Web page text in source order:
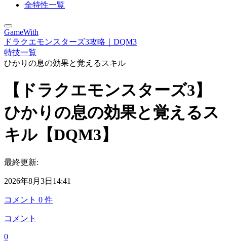
全特性一覧
GameWith
ドラクエモンスターズ3攻略｜DQM3
特技一覧
ひかりの息の効果と覚えるスキル
【ドラクエモンスターズ3】
ひかりの息の効果と覚えるス
キル【DQM3】
最終更新:
2026年8月3日14:41
コメント 0 件
コメント
0